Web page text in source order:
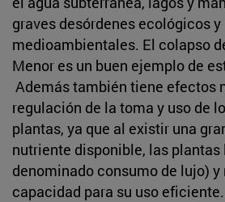
graves desórdenes ecológicos y
medioambientales. El colapso
Menor es un buen ejemplo de
Además también tiene efectos
regulación de la toma y uso de
plantas, ya que al existir una
nutriente disponible, las plantas
denominado consumo de lujo)
capacidad para su uso eficiente.